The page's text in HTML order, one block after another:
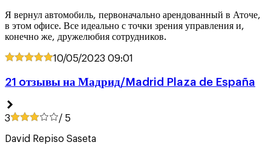
Я вернул автомобиль, первоначально арендованный в Аточе,
в этом офисе. Все идеально с точки зрения управления и,
конечно же, дружелюбия сотрудников.
10/05/2023 09:01
21 oтзывы на Мадрид/Madrid Plaza de España
3 / 5
David Repiso Saseta